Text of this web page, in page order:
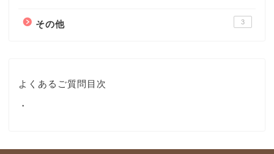
その他 3
よくあるご質問目次
・